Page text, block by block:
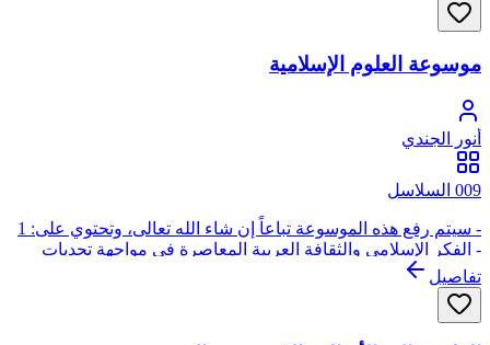
موسوعة العلوم الإسلامية
أنور الجندي
009 السلاسل
- سيتم رفع هذه الموسوعة تباعاً إن شاء الله تعالى، وتحتوي على: 1
- الفكر الإسلامي والثقافة العربية المعاصرة في مواجهة تحديات
تفاصيل